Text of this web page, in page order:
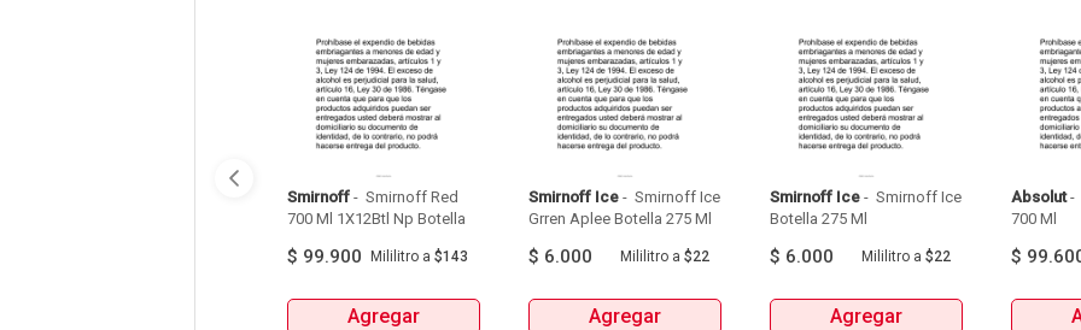
Smirnoff - Smirnoff Red
$ 99.900 Mililitro a$143
Agregar
Smirnoff Ice - Smirnoff Ice
$ 6.000 Mililitro a$22
Agregar
Smirnoff Ice - Smirnoff Ice
$ 6.000 Mililitro a$22
Agregar
Absolut -
$